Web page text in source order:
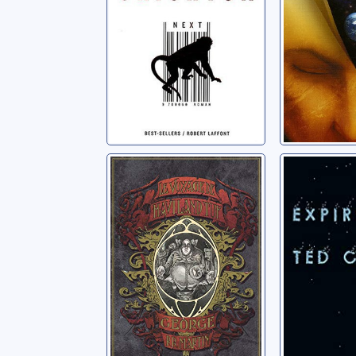
Le voyage de
Haviland Tuf
Martin, George R.R.
Chiang,